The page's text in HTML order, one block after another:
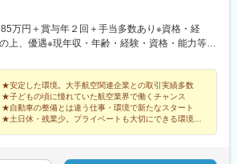
となります。【北海道・東北】 北海道、宮
岩手、福島【関東】 東京、千葉、茨城【中
、静岡、新潟、長野、富山、石川【近畿】 大
愛媛、高知【九州・沖縄】 福岡、熊本、佐
、長崎、沖縄【交通】勤務先により異なりま
勤可能、駐車場完備
万円＋賞与年２回＋手当多数あり※資格・経
上、優遇※現年収・年齢・経験・資格・能力等、
※試用期間有(同待遇/最長6ヵ月)※各種手当、残業
別途支給いたします。【年収例】◆27歳（自動
収336万円◆33歳（自動車整備士3級）…年収
★安定した環境。大手航空関連企業との取引実績多数
★子どもの頃に憧れていた航空業界で働くチャンス
★自動車の整備とは違う仕事・環境で新たなスタート
★土日休・残業少。プライベートも大切にできる環境